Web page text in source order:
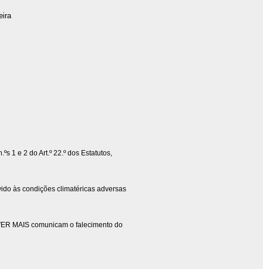
1 e 2 do Art.º 22.º dos Estatutos,
às condições climatéricas adversas
MAIS comunicam o falecimento do